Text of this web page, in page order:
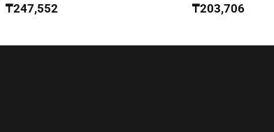
₸247,552
₸203,706